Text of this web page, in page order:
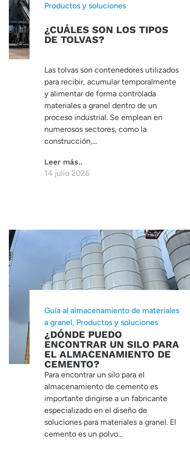
Productos y soluciones
¿CUÁLES SON LOS TIPOS
DE TOLVAS?
Las tolvas son contenedores utilizados
para recibir, acumular temporalmente
y alimentar de forma controlada
materiales a granel dentro de un
proceso industrial. Se emplean en
numerosos sectores, como la
construcción,...
Leer más..
14 julio 2026
Guía al almacenamiento de materiales
a granel, Productos y soluciones
¿DÓNDE PUEDO
ENCONTRAR UN SILO PARA
EL ALMACENAMIENTO DE
CEMENTO?
Para encontrar un silo para el
almacenamiento de cemento es
importante dirigirse a un fabricante
especializado en el diseño de
soluciones para materiales a granel. El
cemento es un polvo...